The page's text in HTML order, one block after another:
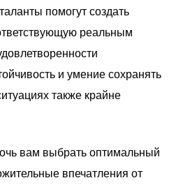
помогут создать
реальным
и умение сохранять
также крайне
вам выбрать оптимальный
впечатления от